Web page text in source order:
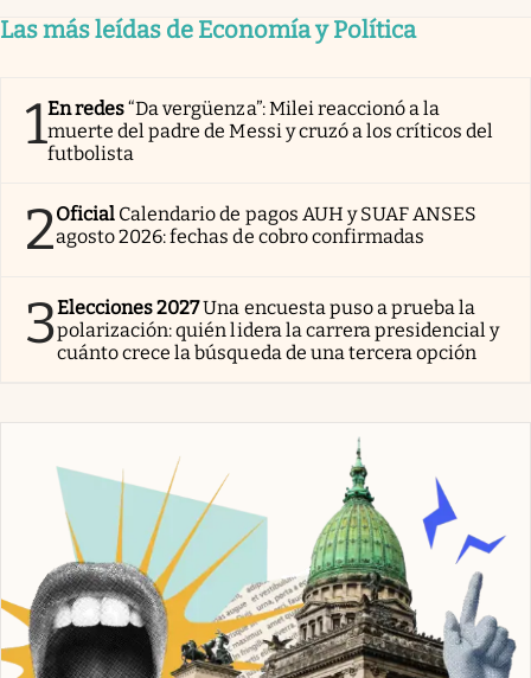
Las más leídas de Economía y Política
1En redes“Da vergüenza”: Milei reaccionó a la
muerte del padre de Messi y cruzó a los críticos del
futbolista
2Oficial Calendario de pagos AUH y SUAF ANSES
agosto 2026: fechas de cobro confirmadas
3Elecciones 2027Una encuesta puso a prueba la
polarización: quién lidera la carrera presidencial y
cuánto crece la búsqueda de una tercera opción